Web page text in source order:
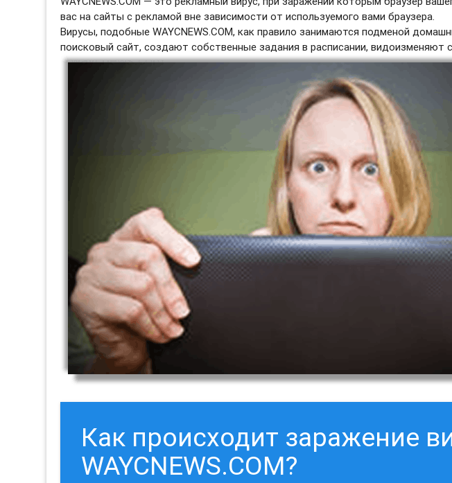
вас на сайты с рекламой вне зависимости от используемого вами браузера.
Вирусы, подобные WAYCNEWS.COM, как правило занимаются подменой
поисковый сайт, создают собственные задания в расписании, видоизменяют
Как происходит заражение
WAYCNEWS.COM?